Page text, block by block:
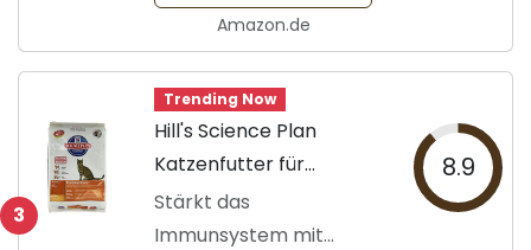
Amazon.de
3
Trending Now
Hill's Science Plan
Katzenfutter für
Erwachsene
Stärkt das
Immunsystem mit
8.9